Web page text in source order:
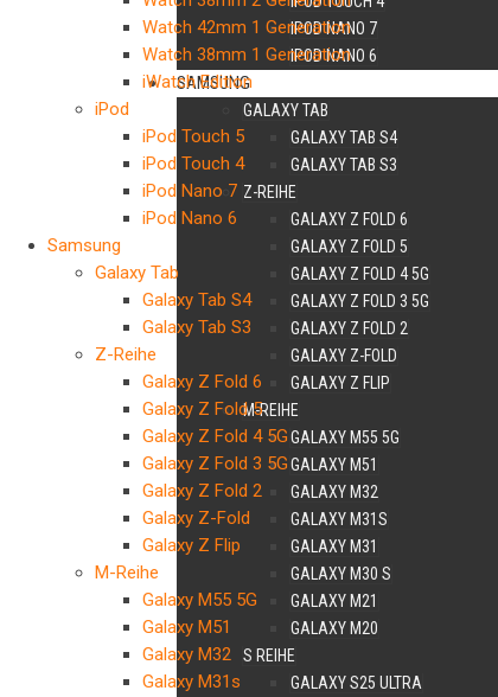
IPOD NANO 7
IPOD NANO 6
SAMSUNG
GALAXY TAB
GALAXY TAB S4
GALAXY TAB S3
Z-REIHE
GALAXY Z FOLD 6
GALAXY Z FOLD 5
GALAXY Z FOLD 4 5G
GALAXY Z FOLD 3 5G
GALAXY Z FOLD 2
GALAXY Z-FOLD
GALAXY Z FLIP
M-REIHE
GALAXY M55 5G
GALAXY M51
GALAXY M32
GALAXY M31S
GALAXY M31
GALAXY M30 S
GALAXY M21
GALAXY M20
S REIHE
GALAXY S25 ULTRA
Watch 42mm 1 Generation
Watch 38mm 1 Generation
iWatch Edition
iPod
iPod Touch 5
iPod Touch 4
iPod Nano 7
iPod Nano 6
Samsung
Galaxy Tab
Galaxy Tab S4
Galaxy Tab S3
Z-Reihe
Galaxy Z Fold 6
Galaxy Z Fold 5
Galaxy Z Fold 4 5G
Galaxy Z Fold 3 5G
Galaxy Z Fold 2
Galaxy Z-Fold
Galaxy Z Flip
M-Reihe
Galaxy M55 5G
Galaxy M51
Galaxy M32
Galaxy M31s